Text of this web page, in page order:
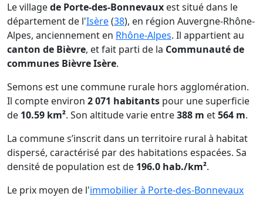
Le villagede Porte-des-Bonnevaux est situé dans le
département de l'Isère(38), en région Auvergne-Rhône-
Alpes, anciennement en Rhône-Alpes. Il appartient au
canton de Bièvre, et fait parti de la Communauté de
communes Bièvre Isère.
Semons est une commune rurale hors agglomération.
Il compte environ 2 071 habitants pour une superficie
de 10.59 km². Son altitude varie entre388 m et564 m.
La commune s’inscrit dans un territoire rural à habitat
dispersé, caractérisé par des habitations espacées. Sa
densité de population est de 196.0 hab./km².
Le prix moyen de l'immobilier à Porte-des-Bonnevaux